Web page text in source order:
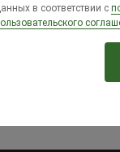
уток для
птицы в
в соответствии с